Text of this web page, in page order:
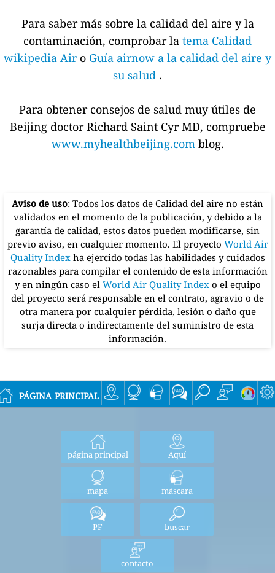
Para saber más sobre la calidad del aire y la
contaminación, comprobar la tema Calidad
wikipedia Air o Guía airnow a la calidad del aire y
su salud .
Para obtener consejos de salud muy útiles de
Beijing doctor Richard Saint Cyr MD, compruebe
www.myhealthbeijing.com blog.
Aviso de uso: Todos los datos de Calidad del aire no están
validados en el momento de la publicación, y debido a la
garantía de calidad, estos datos pueden modificarse, sin
previo aviso, en cualquier momento. El proyecto World Air
Quality Index ha ejercido todas las habilidades y cuidados
razonables para compilar el contenido de esta información
y en ningún caso el World Air Quality Index o el equipo
del proyecto será responsable en el contrato, agravio o de
otra manera por cualquier pérdida, lesión o daño que
surja directa o indirectamente del suministro de esta
información.
página principal
página principal Aquí
mapa máscara
PF buscar
contacto